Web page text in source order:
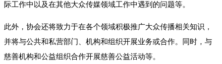
际工作中以及在其他大众传媒领域工作中遇到的问题等。
此外，协会还将致力于在各个领域积极推广大众传播相关知识，
并将与公共和私营部门、机构和组织开展业务或合作。同时，与
慈善机构和公益组织合作开展慈善公益活动等。